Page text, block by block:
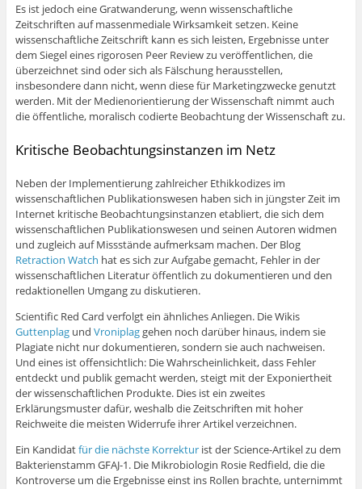
Es ist jedoch eine Gratwanderung, wenn wissenschaftliche
Zeitschriften auf massenmediale Wirksamkeit setzen. Keine
wissenschaftliche Zeitschrift kann es sich leisten, Ergebnisse unter
dem Siegel eines rigorosen Peer Review zu veröffentlichen, die
überzeichnet sind oder sich als Fälschung herausstellen,
insbesondere dann nicht, wenn diese für Marketingzwecke genutzt
werden. Mit der Medienorientierung der Wissenschaft nimmt auch
die öffentliche, moralisch codierte Beobachtung der Wissenschaft zu.
Kritische Beobachtungsinstanzen im Netz
Neben der Implementierung zahlreicher Ethikkodizes im
wissenschaftlichen Publikationswesen haben sich in jüngster Zeit im
Internet kritische Beobachtungsinstanzen etabliert, die sich dem
wissenschaftlichen Publikationswesen und seinen Autoren widmen
und zugleich auf Missstände aufmerksam machen. Der Blog
Retraction Watch hat es sich zur Aufgabe gemacht, Fehler in der
wissenschaftlichen Literatur öffentlich zu dokumentieren und den
redaktionellen Umgang zu diskutieren.
Scientific Red Card verfolgt ein ähnliches Anliegen. Die Wikis
Guttenplagund Vroniplaggehen noch darüber hinaus, indem sie
Plagiate nicht nur dokumentieren, sondern sie auch nachweisen.
Und eines ist offensichtlich: Die Wahrscheinlichkeit, dass Fehler
entdeckt und publik gemacht werden, steigt mit der Exponiertheit
der wissenschaftlichen Produkte. Dies ist ein zweites
Erklärungsmuster dafür, weshalb die Zeitschriften mit hoher
Reichweite die meisten Widerrufe ihrer Artikel verzeichnen.
Ein Kandidatfür die nächste Korrekturist der Science-Artikel zu dem
Bakterienstamm GFAJ-1. Die Mikrobiologin Rosie Redfield, die die
Kontroverse um die Ergebnisse einst ins Rollen brachte, unternimmt